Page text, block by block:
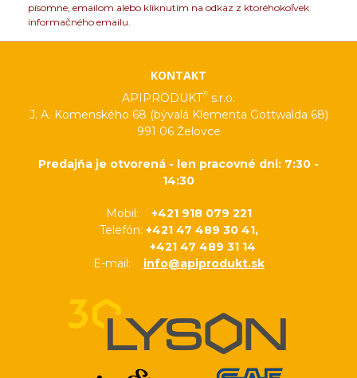
písomne, emailom alebo kliknutím na odkaz z ktoréhokoľvek
informačného emailu.
KONTAKT
APIPRODUKT® s.r.o.
J. A. Komenského 68 (bývalá Klementa Gottwalda 68)
991 06 Želovce
Predajňa je otvorená - len pracovné dni: 7:30 -
14:30
Mobil: +421 918 079 221
Telefón: +421 47 489 30 41,
+421 47 489 31 14
E-mail: info@apiprodukt.sk